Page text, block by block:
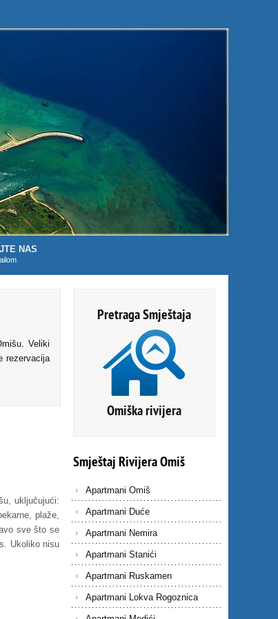
NAS
Veliki
rezervacija
uključujući:
plaže,
sve što se
Ukoliko nisu
Pretraga Smještaja
Omiška rivijera
SmještajRivijeraOmiš
Apartmani Omiš
Apartmani Duće
Apartmani Nemira
Apartmani Stanići
Apartmani Ruskamen
Apartmani Lokva Rogoznica